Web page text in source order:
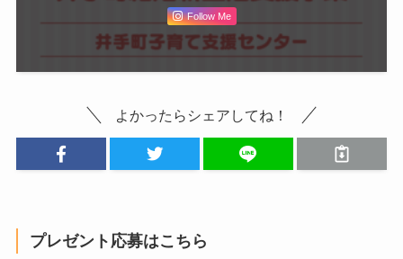
Follow Me
よかったらシェアしてね！
プレゼント応募はこちら